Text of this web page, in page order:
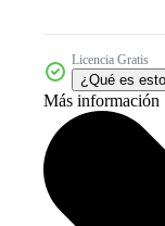
Licencia Gratis
¿Qué es
Más información